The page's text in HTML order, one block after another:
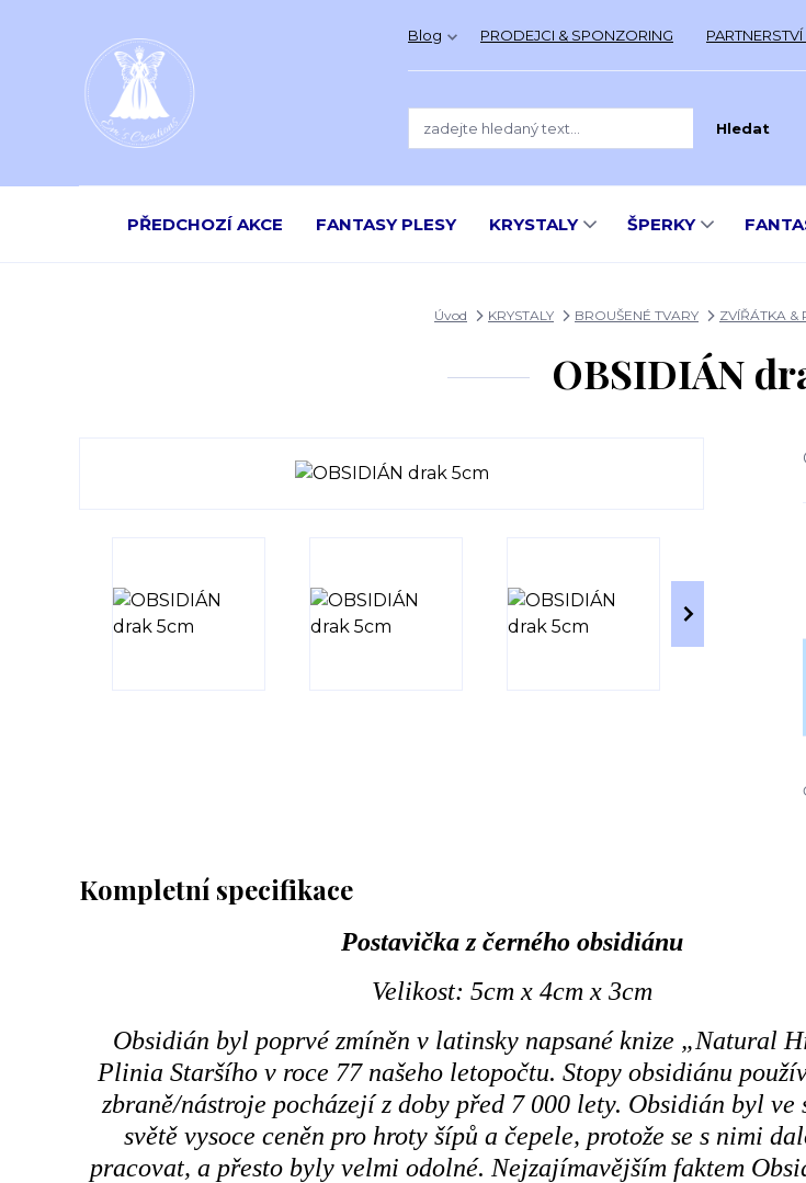
Blog PRODEJCI & SPONZORING
Hledat
PŘEDCHOZÍ AKCE FANTASY PLESY KRYSTALY ŠPERKY
Úvod KRYSTALY BROUŠENÉ TVARY ZVÍŘÁTKA &
OBSIDIÁN
Kompletní specifikace
Postavičkaz černého obsidiánu
Velikost: 5cm x 4cm x 3cm
Obsidián byl poprvé zmíněn v latinsky napsané knize „Natural
Plinia Staršího v roce 77 našeho letopočtu. Stopy obsidiánu
zbraně/nástroje pocházejí z doby před 7 000 lety. Obsidián byl ve
světě vysoce ceněn pro hroty šípů a čepele, protože se s nimi
pracovat, a přesto byly velmi odolné. Nejzajímavějším faktem